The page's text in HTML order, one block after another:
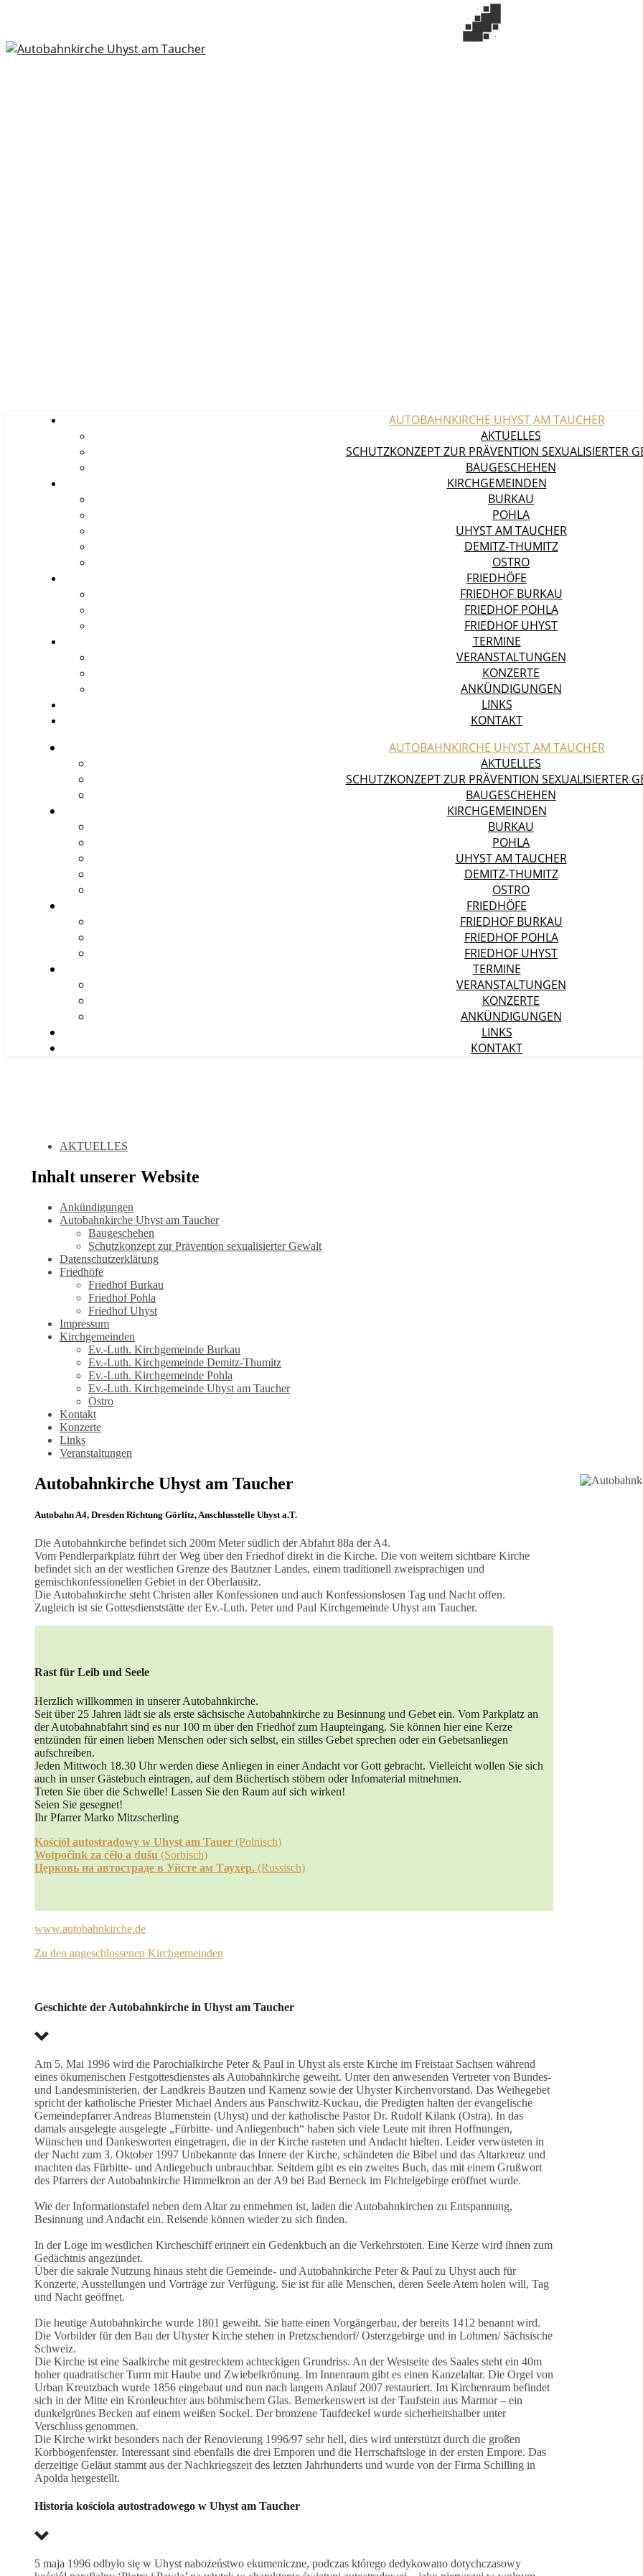
AUTOBAHNKIRCHE UHYST AM TAUCHER
AKTUELLES
SCHUTZKONZEPT ZUR PRÄVENTION SEXUALISIERTER
BAUGESCHEHEN
KIRCHGEMEINDEN
BURKAU
POHLA
UHYST AM TAUCHER
DEMITZ-THUMITZ
OSTRO
FRIEDHÖFE
FRIEDHOF BURKAU
FRIEDHOF POHLA
FRIEDHOF UHYST
TERMINE
VERANSTALTUNGEN
KONZERTE
ANKÜNDIGUNGEN
LINKS
KONTAKT
AUTOBAHNKIRCHE UHYST AM TAUCHER
AKTUELLES
SCHUTZKONZEPT ZUR PRÄVENTION SEXUALISIERTER
BAUGESCHEHEN
KIRCHGEMEINDEN
BURKAU
POHLA
UHYST AM TAUCHER
DEMITZ-THUMITZ
OSTRO
FRIEDHÖFE
FRIEDHOF BURKAU
FRIEDHOF POHLA
FRIEDHOF UHYST
TERMINE
VERANSTALTUNGEN
KONZERTE
ANKÜNDIGUNGEN
LINKS
KONTAKT
AKTUELLES
Inhalt unserer Website
Ankündigungen
Autobahnkirche Uhyst am Taucher
Baugeschehen
Schutzkonzept zur Prävention sexualisierter Gewalt
Datenschutzerklärung
Friedhöfe
Friedhof Burkau
Friedhof Pohla
Friedhof Uhyst
Impressum
Kirchgemeinden
Ev.-Luth. Kirchgemeinde Burkau
Ev.-Luth. Kirchgemeinde Demitz-Thumitz
Ev.-Luth. Kirchgemeinde Pohla
Ev.-Luth. Kirchgemeinde Uhyst am Taucher
Ostro
Kontakt
Konzerte
Links
Veranstaltungen
Autobahnkirche Uhyst am Taucher
Autobahn A4, Dresden Richtung Görlitz, Anschlusstelle Uhyst a.T.
Die Autobahnkirche befindet sich 200m Meter südlich der Abfahrt 88a der A4.
Vom Pendlerparkplatz führt der Weg über den Friedhof direkt in die Kirche. Die von weitem sichtbare Kirche
befindet sich an der westlichen Grenze des Bautzner Landes, einem traditionell zweisprachigen und
gemischkonfessionellen Gebiet in der Oberlausitz.
Die Autobahnkirche steht Christen aller Konfessionen und auch Konfessionslosen Tag und Nacht offen.
Zugleich ist sie Gottesdienststätte der Ev.-Luth. Peter und Paul Kirchgemeinde Uhyst am Taucher.
Rast für Leib und Seele
Herzlich willkommen in unserer Autobahnkirche.
Seit über 25 Jahren lädt sie als erste sächsische Autobahnkirche zu Besinnung und Gebet ein. Vom Parkplatz an
der Autobahnabfahrt sind es nur 100 m über den Friedhof zum Haupteingang. Sie können hier eine Kerze
entzünden für einen lieben Menschen oder sich selbst, ein stilles Gebet sprechen oder ein Gebetsanliegen
aufschreiben.
Jeden Mittwoch 18.30 Uhr werden diese Anliegen in einer Andacht vor Gott gebracht. Vielleicht wollen Sie sich
auch in unser Gästebuch eintragen, auf dem Büchertisch stöbern oder Infomaterial mitnehmen.
Treten Sie über die Schwelle! Lassen Sie den Raum auf sich wirken!
Seien Sie gesegnet!
Ihr Pfarrer Marko Mitzscherling
Kościół autostradowy w Uhyst am Tauer (Polnisch)
Wotpočink za ćěło a dušu (Sorbisch)
Церковь на автостраде в Уйсте ам Таухер. (Russisch)
www.autobahnkirche.de
Zu den angeschlossenen Kirchgemeinden
Geschichte der Autobahnkirche in Uhyst am Taucher
Am 5. Mai 1996 wird die Parochialkirche Peter & Paul in Uhyst als erste Kirche im Freistaat Sachsen während
eines ökumenischen Festgottesdienstes als Autobahnkirche geweiht. Unter den anwesenden Vertreter von Bundes-
und Landesministerien, der Landkreis Bautzen und Kamenz sowie der Uhyster Kirchenvorstand. Das Weihegebet
spricht der katholische Priester Michael Anders aus Panschwitz-Kuckau, die Predigten halten der evangelische
Gemeindepfarrer Andreas Blumenstein (Uhyst) und der katholische Pastor Dr. Rudolf Kilank (Ostra). In das
damals ausgelegte ausgelegte „Fürbitte- und Anliegenbuch“ haben sich viele Leute mit ihren Hoffnungen,
Wünschen und Dankesworten eingetragen, die in der Kirche rasteten und Andacht hielten. Leider verwüsteten in
der Nacht zum 3. Oktober 1997 Unbekannte das Innere der Kirche, schändeten die Bibel und das Altarkreuz und
machten das Fürbitte- und Anliegebuch unbrauchbar. Seitdem gibt es ein zweites Buch, das mit einem Grußwort
des Pfarrers der Autobahnkirche Himmelkron an der A9 bei Bad Berneck im Fichtelgebirge eröffnet wurde.
Wie der Informationstafel neben dem Altar zu entnehmen ist, laden die Autobahnkirchen zu Entspannung,
Besinnung und Andacht ein. Reisende können wieder zu sich finden.
In der Loge im westlichen Kircheschiff erinnert ein Gedenkbuch an die Verkehrstoten. Eine Kerze wird ihnen zum
Gedächtnis angezündet.
Über die sakrale Nutzung hinaus steht die Gemeinde- und Autobahnkirche Peter & Paul zu Uhyst auch für
Konzerte, Ausstellungen und Vorträge zur Verfügung. Sie ist für alle Menschen, deren Seele Atem holen will, Tag
und Nacht geöffnet.
Die heutige Autobahnkirche wurde 1801 geweiht. Sie hatte einen Vorgängerbau, der bereits 1412 benannt wird.
Die Vorbilder für den Bau der Uhyster Kirche stehen in Pretzschendorf/ Osterzgebirge und in Lohmen/ Sächsische
Schweiz.
Die Kirche ist eine Saalkirche mit gestrecktem achteckigen Grundriss. An der Westseite des Saales steht ein 40m
hoher quadratischer Turm mit Haube und Zwiebelkrönung. Im Innenraum gibt es einen Kanzelaltar. Die Orgel von
Urban Kreutzbach wurde 1856 eingebaut und nun nach langem Anlauf 2007 restauriert. Im Kirchenraum befindet
sich in der Mitte ein Kronleuchter aus böhmischem Glas. Bemerkenswert ist der Taufstein aus Marmor – ein
dunkelgrünes Becken auf einem weißen Sockel. Der bronzene Taufdeckel wurde sicherheitshalber unter
Verschluss genommen.
Die Kirche wirkt besonders nach der Renovierung 1996/97 sehr hell, dies wird unterstützt durch die großen
Korbbogenfenster. Interessant sind ebenfalls die drei Emporen und die Herrschaftsloge in der ersten Empore. Das
derzeitige Geläut stammt aus der Nachkriegszeit des letzten Jahrhunderts und wurde von der Firma Schilling in
Apolda hergestellt.
Historia kościoła autostradowego w Uhyst am Taucher
5 maja 1996 odbyło się w Uhyst nabożeństwo ekumeniczne, podczas którego dedykowano dotychczasowy